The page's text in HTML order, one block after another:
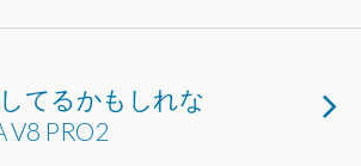
てるかもしれな
V8 PRO2